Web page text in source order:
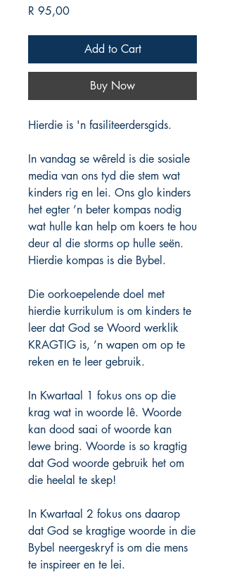
R 95,00Price
Add to Cart
Buy Now
Hierdie is 'n fasiliteerdersgids.
In vandag se wêreld is die sosiale
media van ons tyd die stem wat
kinders rig en lei. Ons glo kinders
het egter ’n beter kompas nodig
wat hulle kan help om koers te hou
deur al die storms op hulle seën.
Hierdie kompas is die Bybel.
Die oorkoepelende doel met
hierdie kurrikulum is om kinders te
leer dat God se Woord werklik
KRAGTIG is, ’n wapen om op te
reken en te leer gebruik.
In Kwartaal 1 fokus ons op die
krag wat in woorde lê. Woorde
kan dood saai of woorde kan
lewe bring. Woorde is so kragtig
dat God woorde gebruik het om
die heelal te skep!
In Kwartaal 2 fokus ons daarop
dat God se kragtige woorde in die
Bybel neergeskryf is om die mens
te inspireer en te lei.